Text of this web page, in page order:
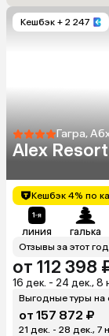
Кешбэк + 2 247
Гагра,
Alex
Кешбэк 4% по
линия галька
Отзывы за этот год
от 112 398
16 дек. - 24 дек., 8
Выгодные туры на
от 157 872 ₽
21 дек. - 28 дек., 7